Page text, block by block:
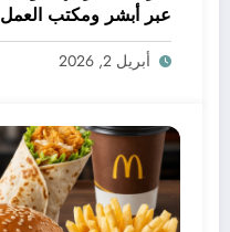
عبر أبشر ومكتب العمل
أبريل 2, 2026